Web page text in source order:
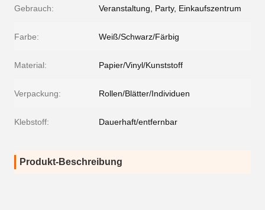
Gebrauch: Veranstaltung, Party, Einkaufszentrum
Farbe: Weiß/Schwarz/Färbig
Material: Papier/Vinyl/Kunststoff
Verpackung: Rollen/Blätter/Individuen
Klebstoff: Dauerhaft/entfernbar
Produkt-Beschreibung